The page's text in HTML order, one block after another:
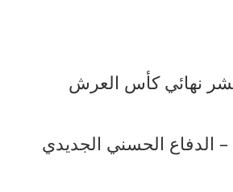
نهائي كأس العرش
– الدفاع الحسني الجديدي